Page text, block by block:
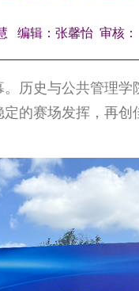
编辑：张馨怡 审核：
历史与公共管理
的赛场发挥，再